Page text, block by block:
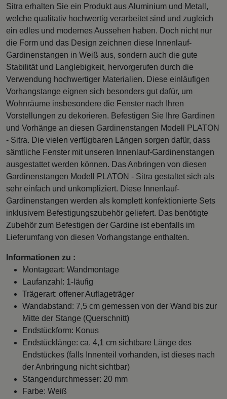
Sitra erhalten Sie ein Produkt aus Aluminium und Metall,
welche qualitativ hochwertig verarbeitet sind und zugleich
ein edles und modernes Aussehen haben. Doch nicht nur
die Form und das Design zeichnen diese Innenlauf-
Gardinenstangen in Weiß aus, sondern auch die gute
Stabilität und Langlebigkeit, hervorgerufen durch die
Verwendung hochwertiger Materialien. Diese einläufigen
Vorhangstange eignen sich besonders gut dafür, um
Wohnräume insbesondere die Fenster nach Ihren
Vorstellungen zu dekorieren. Befestigen Sie Ihre Gardinen
und Vorhänge an diesen Gardinenstangen Modell PLATON
- Sitra. Die vielen verfügbaren Längen sorgen dafür, dass
sämtliche Fenster mit unseren Innenlauf-Gardinenstangen
ausgestattet werden können. Das Anbringen von diesen
Gardinenstangen Modell PLATON - Sitra gestaltet sich als
sehr einfach und unkompliziert. Diese Innenlauf-
Gardinenstangen werden als komplett konfektionierte Sets
inklusivem Befestigungszubehör geliefert. Das benötigte
Zubehör zum Befestigen der Gardine ist ebenfalls im
Lieferumfang von diesen Vorhangstange enthalten.
Informationen zu :
Montageart: Wandmontage
Laufanzahl: 1-läufig
Trägerart: offener Auflageträger
Wandabstand: 7,5 cm gemessen von der Wand bis zur
Mitte der Stange (Querschnitt)
Endstückform: Konus
Endstücklänge: ca. 4,1 cm sichtbare Länge des
Endstückes (falls Innenteil vorhanden, ist dieses nach
der Anbringung nicht sichtbar)
Stangendurchmesser: 20 mm
Farbe: Weiß